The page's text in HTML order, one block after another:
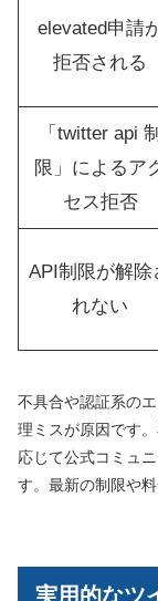
elevated申請
拒否される
「twitter api 制
限」によるア
セス拒否
API制限が解除
れない
不具合や認証系の
理ミスが原因です
応じて公式コミュ
す。最新の制限や
実用的なツ